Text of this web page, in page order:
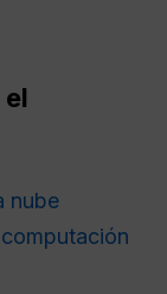
nube